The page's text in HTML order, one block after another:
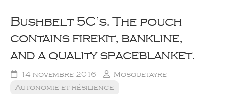
Bushbelt 5C’s. The pouch
contains firekit, bankline,
and a quality spaceblanket.
14 novembre 2016
Mosquetayre
Autonomie et résilience